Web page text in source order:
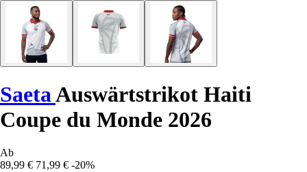
SaetaAuswärtstrikot Haiti
Coupe du Monde 2026
Ab
89,99 € 71,99 € -20%